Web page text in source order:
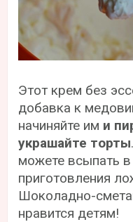
Этот крем без
добавка к
начиняйте им и
украшайте торты
можете всыпать
приготовления
Шоколадно-
нравится детям!